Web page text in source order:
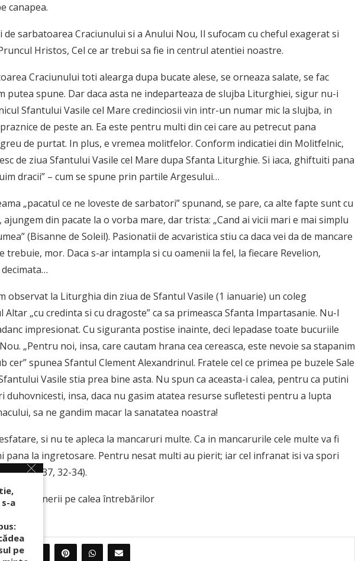
canapea.
de sarbatoarea Craciunului si a Anului Nou, Il sufocam cu cheful exagerat si
Hristos, Cel ce ar trebui sa fie in centrul atentiei noastre.
Craciunului toti alearga dupa bucate alese, se orneaza salate, se fac
putea spune. Dar daca asta ne indeparteaza de slujba Liturghiei, sigur nu-i
Sfantului Vasile cel Mare credinciosii vin intr-un numar mic la slujba, in
de peste an. Ea este pentru multi din cei care au petrecut pana
de purtat. In plus, e vremea molitfelor. Conform indicatiei din Molitfelnic,
de ziua Sfantului Vasile cel Mare dupa Sfanta Liturghie. Si iaca, ghiftuiti pana
dracii” – cum se spune prin partile Argesului…
„pacatul ce ne loveste de sarbatori” spunand, se pare, ca alte fapte sunt cu
din pacate la o vorba mare, dar trista: „Cand ai vicii mari e mai simplu
(Bisanne de Soleil). Pasionatii de acvaristica stiu ca daca vei da de mancare
trebuie, mor. Daca s-ar intampla si cu oamenii la fel, la fiecare Revelion,
observat la Liturghia din ziua de Sfantul Vasile (1 ianuarie) un coleg
„cu credinta si cu dragoste” ca sa primeasca Sfanta Impartasanie. Nu-l
impresionat. Cu siguranta postise inainte, deci lepadase toate bucuriile
„Pentru noi, insa, care cautam hrana cea cereasca, este nevoie sa stapanim
cer” spunea Sfantul Clement Alexandrinul. Fratele cel ce primea pe buzele Sale
Vasile stia prea bine asta. Nu spun ca aceasta-i calea, pentru ca putini
duhovnicesti, insa, daca nu gasim atatea resurse sufletesti pentru a lupta
sa ne gandim macar la sanatatea noastra!
si nu te apleca la mancaruri multe. Ca in mancarurile cele multe va fi
pana la ingretosare. Pentru nesat multi au pierit; iar cel infranat isi va spori
Sirah 37, 32-34).
– Tinerii pe calea întrebărilor
a
pe